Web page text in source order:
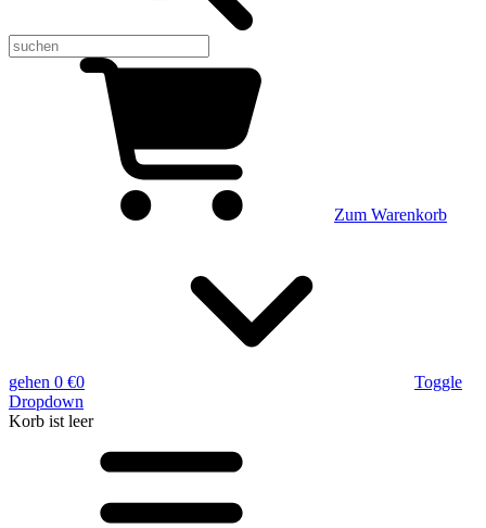
Zum Warenkorb
gehen 0 €0
Toggle
Dropdown
Korb ist leer